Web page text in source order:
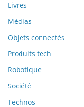
Livres
Médias
Objets connectés
Produits tech
Robotique
Société
Technos